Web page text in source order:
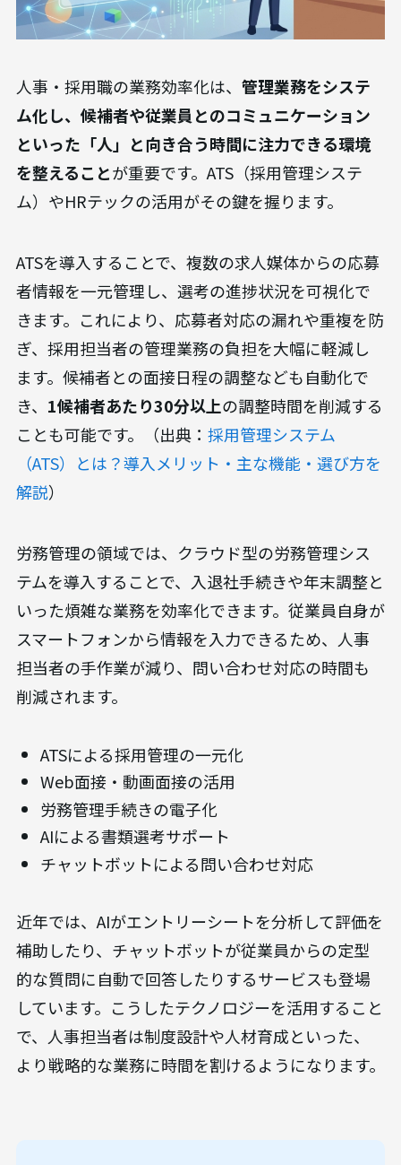
人事・採用職の業務効率化は、 管理業務をシステ
ム化し、候補者や従業員とのコミュニケーション
といった「人」と向き合う時間に注力できる環境
を整えることが重要です。ATS（採用管理システ
ム）やHRテックの活用がその鍵を握ります。
ATSを導入することで、複数の求人媒体からの応募
者情報を一元管理し、選考の進捗状況を可視化で
きます。これにより、応募者対応の漏れや重複を防
ぎ、採用担当者の管理業務の負担を大幅に軽減し
ます。候補者との面接日程の調整なども自動化で
き、 1候補者あたり30分以上の調整時間を削減する
ことも可能です。（出典： 採用管理システム
（ATS）とは？導入メリット・主な機能・選び方を
解説）
労務管理の領域では、クラウド型の労務管理シス
テムを導入することで、入退社手続きや年末調整と
いった煩雑な業務を効率化できます。従業員自身が
スマートフォンから情報を入力できるため、人事
担当者の手作業が減り、問い合わせ対応の時間も
削減されます。
ATSによる採用管理の一元化
Web面接・動画面接の活用
労務管理手続きの電子化
AIによる書類選考サポート
チャットボットによる問い合わせ対応
近年では、AIがエントリーシートを分析して評価を
補助したり、チャットボットが従業員からの定型
的な質問に自動で回答したりするサービスも登場
しています。こうしたテクノロジーを活用すること
で、人事担当者は制度設計や人材育成といった、
より戦略的な業務に時間を割けるようになります。